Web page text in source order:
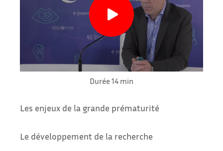
Durée 14 min
Les enjeux de la grande prématurité
Le développement de la recherche